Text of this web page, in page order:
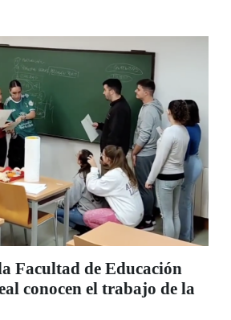
Facultad de Educación
conocen el trabajo de la